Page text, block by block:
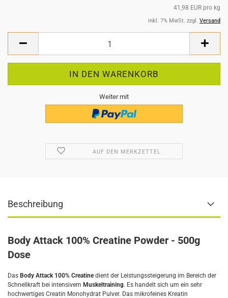
41,98 EUR pro kg
inkl. 7% MwSt. zzgl. Versand
Weiter mit
AUF DEN MERKZETTEL
Beschreibung
Body Attack 100% Creatine Powder - 500g
Dose
Das Body Attack 100% Creatinedient der Leistungssteigerung im Bereich der
Schnellkraft bei intensivem Muskeltraining. Es handelt sich um ein sehr
hochwertiges Creatin Monohydrat Pulver. Das mikrofeines Kreatin